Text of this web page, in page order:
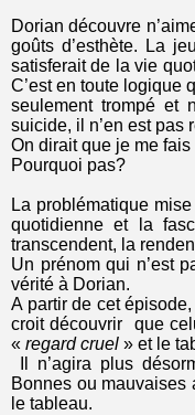
Dorian découvre
goûts d’esthète. La
satisferait de la vie
C’est en toute logique
seulement trompé et
suicide, il n’en est pas
On dirait que je me
Pourquoi pas?
La problématique
quotidienne et la
transcendent, la
Un prénom qui n’est
vérité à Dorian.
A partir de cet
croit découvrir que
« regard cruel » et le
Il n’agira plus
Bonnes ou mauvaises
le tableau.